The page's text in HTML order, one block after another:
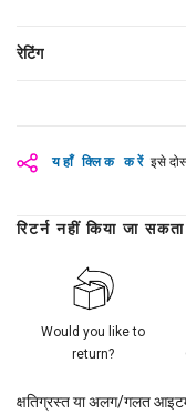
रेटिंग
यहाँ क्लिक करें इसे
रिटर्न नहीं किया जा सकता
Would you like to
return?
क्षतिग्रस्त या अलग/गलत आइटम